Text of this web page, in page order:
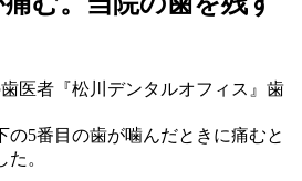
医者『松川デンタルオフィス』歯
の5番目の歯が噛んだときに痛むと
。